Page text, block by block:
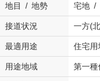
地目 / 地勢 宅地 /
接道状況 一方(
最適用途 住宅用
用途地域 第一種